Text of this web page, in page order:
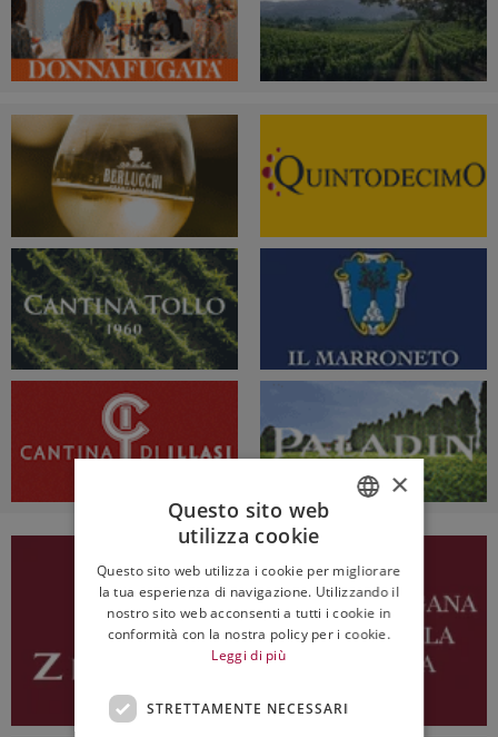
ENGLISH
×
Questo sito web
utilizza cookie
Questo sito web utilizza i cookie per migliorare
la tua esperienza di navigazione. Utilizzando il
nostro sito web acconsenti a tutti i cookie in
conformità con la nostra policy per i cookie.
Leggi di più
STRETTAMENTE NECESSARI